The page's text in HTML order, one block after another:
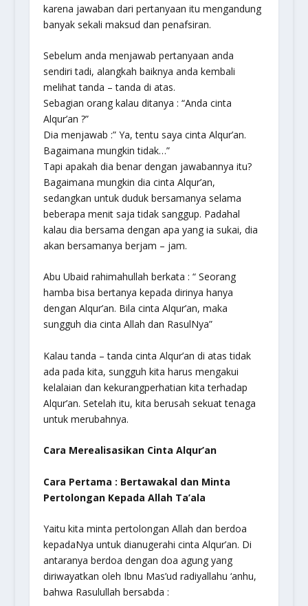
karena jawaban dari pertanyaan itu mengandung
banyak sekali maksud dan penafsiran.
Sebelum anda menjawab pertanyaan anda
sendiri tadi, alangkah baiknya anda kembali
melihat tanda – tanda di atas.
Sebagian orang kalau ditanya : “Anda cinta
Alqur’an ?”
Dia menjawab :” Ya, tentu saya cinta Alqur’an.
Bagaimana mungkin tidak…”
Tapi apakah dia benar dengan jawabannya itu?
Bagaimana mungkin dia cinta Alqur’an,
sedangkan untuk duduk bersamanya selama
beberapa menit saja tidak sanggup. Padahal
kalau dia bersama dengan apa yang ia sukai, dia
akan bersamanya berjam – jam.
Abu Ubaid rahimahullah berkata : “ Seorang
hamba bisa bertanya kepada dirinya hanya
dengan Alqur’an. Bila cinta Alqur’an, maka
sungguh dia cinta Allah dan RasulNya”
Kalau tanda – tanda cinta Alqur’an di atas tidak
ada pada kita, sungguh kita harus mengakui
kelalaian dan kekurangperhatian kita terhadap
Alqur’an. Setelah itu, kita berusah sekuat tenaga
untuk merubahnya.
Cara Merealisasikan Cinta Alqur’an
Cara Pertama : Bertawakal dan Minta
Pertolongan Kepada Allah Ta’ala
Yaitu kita minta pertolongan Allah dan berdoa
kepadaNya untuk dianugerahi cinta Alqur’an. Di
antaranya berdoa dengan doa agung yang
diriwayatkan oleh Ibnu Mas’ud radiyallahu ‘anhu,
bahwa Rasulullah bersabda :